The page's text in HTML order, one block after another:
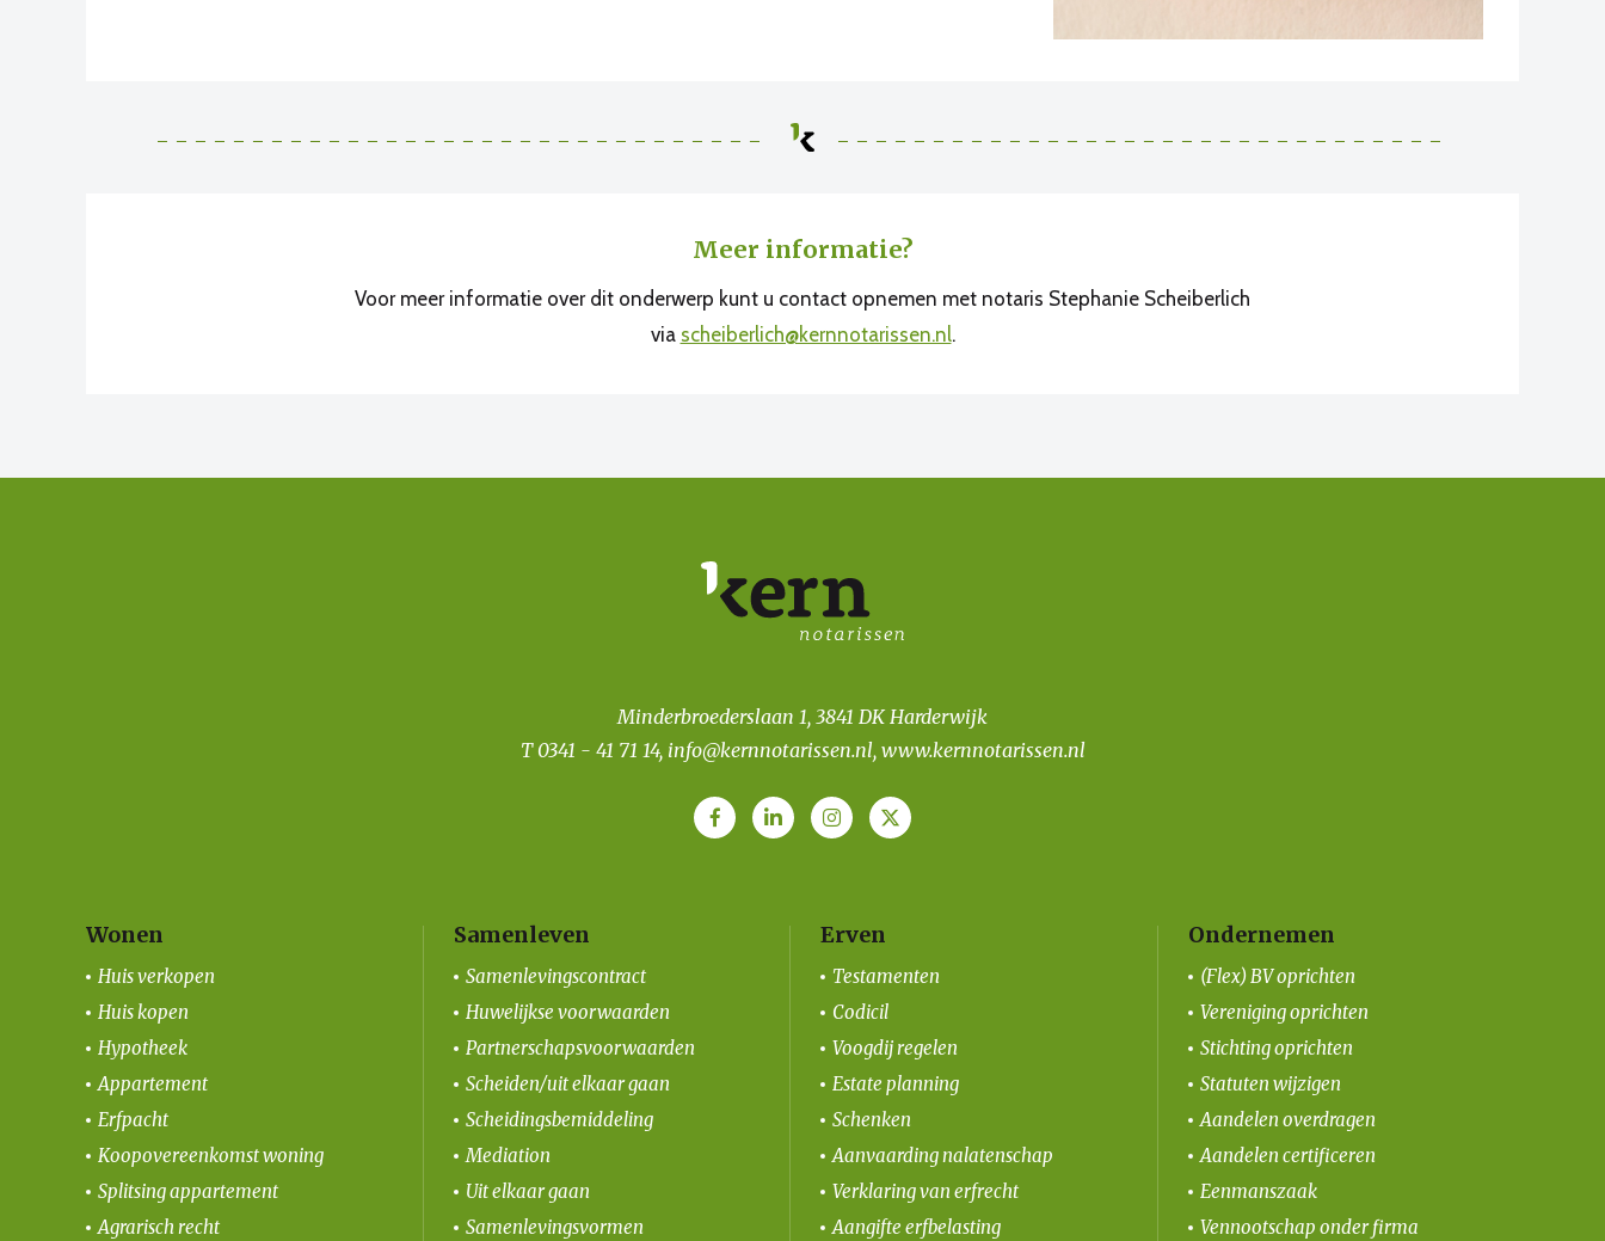
Meer informatie?
Voor meer informatie over dit onderwerp kunt u contact opnemen met notaris Stephanie Scheiberlich
via scheiberlich@kernnotarissen.nl.
Minderbroederslaan 1, 3841 DK Harderwijk
T 0341 - 41 71 14, info@kernnotarissen.nl, www.kernnotarissen.nl
Wonen
Huis verkopen
Huis kopen
Hypotheek
Appartement
Erfpacht
Koopovereenkomst woning
Splitsing appartement
Agrarisch recht
Samenleven
Samenlevingscontract
Huwelijkse voorwaarden
Partnerschapsvoorwaarden
Scheiden/uit elkaar gaan
Scheidingsbemiddeling
Mediation
Uit elkaar gaan
Samenlevingsvormen
Erven
Testamenten
Codicil
Voogdij regelen
Estate planning
Schenken
Aanvaarding nalatenschap
Verklaring van erfrecht
Aangifte erfbelasting
Ondernemen
(Flex) BV oprichten
Vereniging oprichten
Stichting oprichten
Statuten wijzigen
Aandelen overdragen
Aandelen certificeren
Eenmanszaak
Vennootschap onder firma